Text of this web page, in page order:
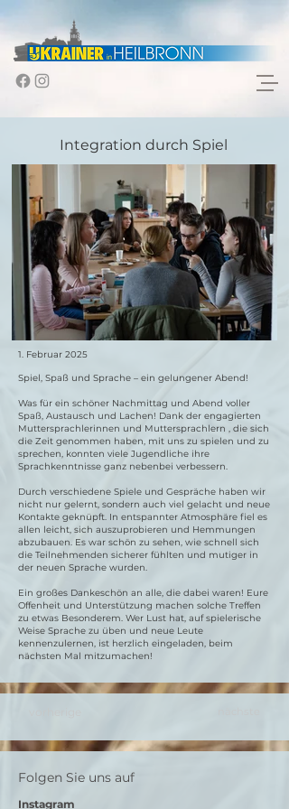
Integration durch Spiel
1. Februar 2025
Spiel, Spaß und Sprache – ein gelungener Abend!
Was für ein schöner Nachmittag und Abend voller
Spaß, Austausch und Lachen! Dank der engagierten
Muttersprachlerinnen und Muttersprachlern , die sich
die Zeit genommen haben, mit uns zu spielen und zu
sprechen, konnten viele Jugendliche ihre
Sprachkenntnisse ganz nebenbei verbessern.
Durch verschiedene Spiele und Gespräche haben wir
nicht nur gelernt, sondern auch viel gelacht und neue
Kontakte geknüpft. In entspannter Atmosphäre fiel es
allen leicht, sich auszuprobieren und Hemmungen
abzubauen. Es war schön zu sehen, wie schnell sich
die Teilnehmenden sicherer fühlten und mutiger in
der neuen Sprache wurden.
Ein großes Dankeschön an alle, die dabei waren! Eure
Offenheit und Unterstützung machen solche Treffen
zu etwas Besonderem. Wer Lust hat, auf spielerische
Weise Sprache zu üben und neue Leute
kennenzulernen, ist herzlich eingeladen, beim
nächsten Mal mitzumachen!
Folgen Sie uns auf
Instagram